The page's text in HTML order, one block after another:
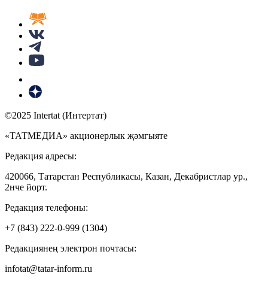
©2025 Intertat (Интертат)
«ТАТМЕДИА» акционерлык җәмгыяте
Редакция адресы:
420066, Татарстан Республикасы, Казан, Декабристлар ур.,
2нче йорт.
Редакция телефоны:
+7 (843) 222-0-999 (1304)
Редакциянең электрон почтасы:
infotat@tatar-inform.ru